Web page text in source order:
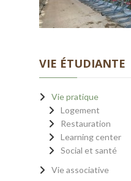
VIE ÉTUDIANTE
Vie pratique
Logement
Restauration
Learning center
Social et santé
Vie associative